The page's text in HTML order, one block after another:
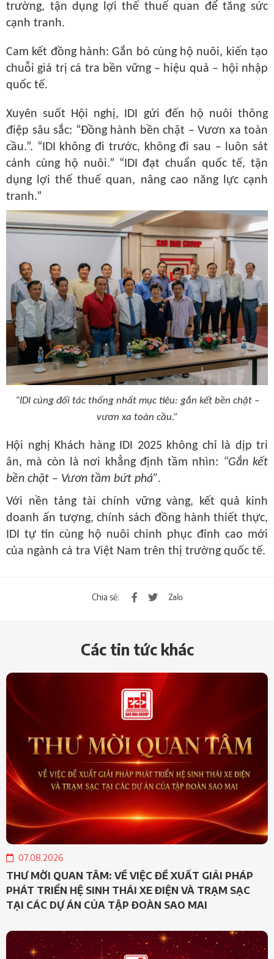
trường, tận dụng lợi thế thuế quan để tăng sức
cạnh tranh.
Cam kết đồng hành: Gắn bó cùng hộ nuôi, kiến tạo
chuỗi giá trị cá tra bền vững – hiệu quả – hội nhập
quốc tế.
Xuyên suốt Hội nghị, IDI gửi đến hộ nuôi thông
điệp sâu sắc: “Đồng hành bền chặt – Vươn xa toàn
cầu.”. “IDI không đi trước, không đi sau – luôn sát
cánh cùng hộ nuôi.” “IDI đạt chuẩn quốc tế, tận
dụng lợi thế thuế quan, nâng cao năng lực cạnh
tranh.”
“IDI cùng đối tác thống nhất mục tiêu: gắn kết bền chặt –
vươn xa toàn cầu.”
Hội nghị Khách hàng IDI 2025 không chỉ là dịp tri
ân, mà còn là nơi khẳng định tầm nhìn: “Gắn kết
bền chặt – Vươn tầm bứt phá”.
Với nền tảng tài chính vững vàng, kết quả kinh
doanh ấn tượng, chính sách đồng hành thiết thực,
IDI tự tin cùng hộ nuôichinh phục đỉnh cao mới
của ngành cá tra Việt Nam trên thị trường quốc tế.
Chia sẻ:
Các tin tức khác
07.08.2026
THƯ MỜI QUAN TÂM: VỀ VIỆC ĐỀ XUẤT GIẢI PHÁP
PHÁT TRIỂN HỆ SINH THÁI XE ĐIỆN VÀ TRẠM SẠC
TẠI CÁC DỰ ÁN CỦA TẬP ĐOÀN SAO MAI